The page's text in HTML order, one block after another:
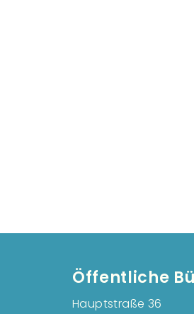
Öffentliche
Hauptstraße 36